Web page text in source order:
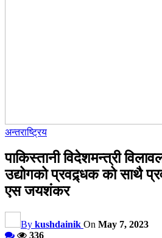
अन्तराष्ट्रिय
पाकिस्तानी विदेशमन्त्री
उद्योगको प्रवद्र्धक को साथै
एस जयशंकर
By kushdainik On May 7, 2023
336